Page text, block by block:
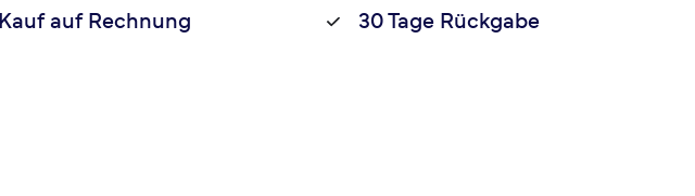
Kauf auf Rechnung 30 Tage Rückgabe